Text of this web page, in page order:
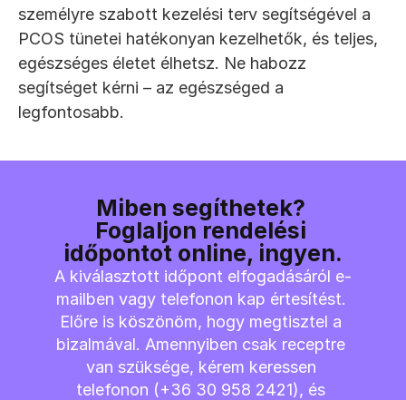
személyre szabott kezelési terv segítségével a
PCOS tünetei hatékonyan kezelhetők, és teljes,
egészséges életet élhetsz. Ne habozz
segítséget kérni – az egészséged a
legfontosabb.
Miben segíthetek?
Foglaljon rendelési
időpontot online, ingyen.
A kiválasztott időpont elfogadásáról e-
mailben vagy telefonon kap értesítést.
Előre is köszönöm, hogy megtisztel a
bizalmával. Amennyiben csak receptre
van szüksége, kérem keressen
telefonon (+36 30 958 2421), és